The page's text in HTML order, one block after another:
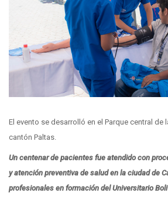
El evento se desarrolló en el Parque central de
cantón Paltas.
Un centenar de pacientes fue atendido con
y atención preventiva de salud en la ciudad de
profesionales en formación del Universitario